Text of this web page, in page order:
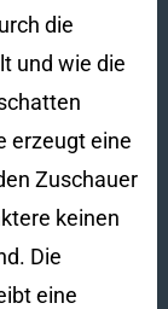
die
und wie die
erzeugt eine
Zuschauer
keinen
Die
eine